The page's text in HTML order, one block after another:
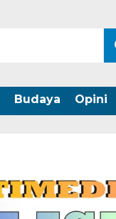
Budaya Opini